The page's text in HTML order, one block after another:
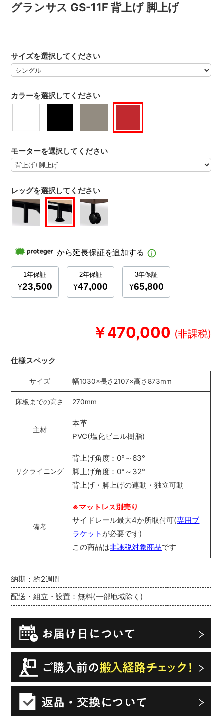
グランサス GS-11F 背上げ 脚上げ
￥470,000
納期：約2週間
配送・組立・設置：無料(一部地域除く)
カラーを選択してください
サイズを選択してください
モーターを選択してください
レッグを選択してください
仕様スペック
サイズ 幅1030×長さ2107×高さ873mm
床板までの高さ 270mm
主材
本革
PVC(塩化ビニル樹脂)
リクライニング
背上げ角度：0°～63°
脚上げ角度：0°～32°
背上げ・脚上げの連動・独立可動
備考
※マットレス別売り
サイドレール最大4か所取付可(専用ブ
ラケット が必要です)
この商品は非課税対象商品です